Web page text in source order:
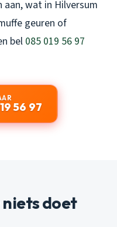
wat in Hilversum
geuren of
bel085 019 56 97
56 97
niets doet